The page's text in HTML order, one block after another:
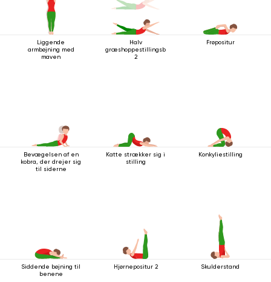
Liggende
armbøjning med
maven
Halv
græshoppestillingsbevægelse
2
Frøpositur
Bevægelsen af ​​en
kobra, der drejer sig
til siderne
Katte strækker sig i
stilling
Konkyliestilling
Siddende bøjning til
benene
Hjørnepositur 2 Skulderstand